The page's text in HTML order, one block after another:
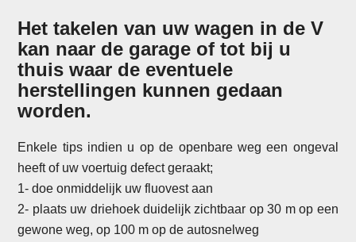
Het takelen van uw wagen in de V
kan naar de garage of tot bij u
thuis waar de eventuele
herstellingen kunnen gedaan
worden.
Enkele tips indien u op de openbare weg een ongeval
heeft of uw voertuig defect geraakt;
1- doe onmiddelijk uw fluovest aan
2- plaats uw driehoek duidelijk zichtbaar op 30 m op een
gewone weg, op 100 m op de autosnelweg